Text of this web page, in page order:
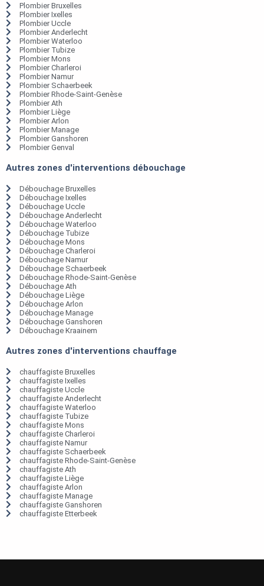
Plombier Bruxelles
Plombier Ixelles
Plombier Uccle
Plombier Anderlecht
Plombier Waterloo
Plombier Tubize
Plombier Mons
Plombier Charleroi
Plombier Namur
Plombier Schaerbeek
Plombier Rhode-Saint-Genèse
Plombier Ath
Plombier Liège
Plombier Arlon
Plombier Manage
Plombier Ganshoren
Plombier Genval
Autres zones d'interventions débouchage
Débouchage Bruxelles
Débouchage Ixelles
Débouchage Uccle
Débouchage Anderlecht
Débouchage Waterloo
Débouchage Tubize
Débouchage Mons
Débouchage Charleroi
Débouchage Namur
Débouchage Schaerbeek
Débouchage Rhode-Saint-Genèse
Débouchage Ath
Débouchage Liège
Débouchage Arlon
Débouchage Manage
Débouchage Ganshoren
Débouchage Kraainem
Autres zones d'interventions chauffage
chauffagiste Bruxelles
chauffagiste Ixelles
chauffagiste Uccle
chauffagiste Anderlecht
chauffagiste Waterloo
chauffagiste Tubize
chauffagiste Mons
chauffagiste Charleroi
chauffagiste Namur
chauffagiste Schaerbeek
chauffagiste Rhode-Saint-Genèse
chauffagiste Ath
chauffagiste Liège
chauffagiste Arlon
chauffagiste Manage
chauffagiste Ganshoren
chauffagiste Etterbeek